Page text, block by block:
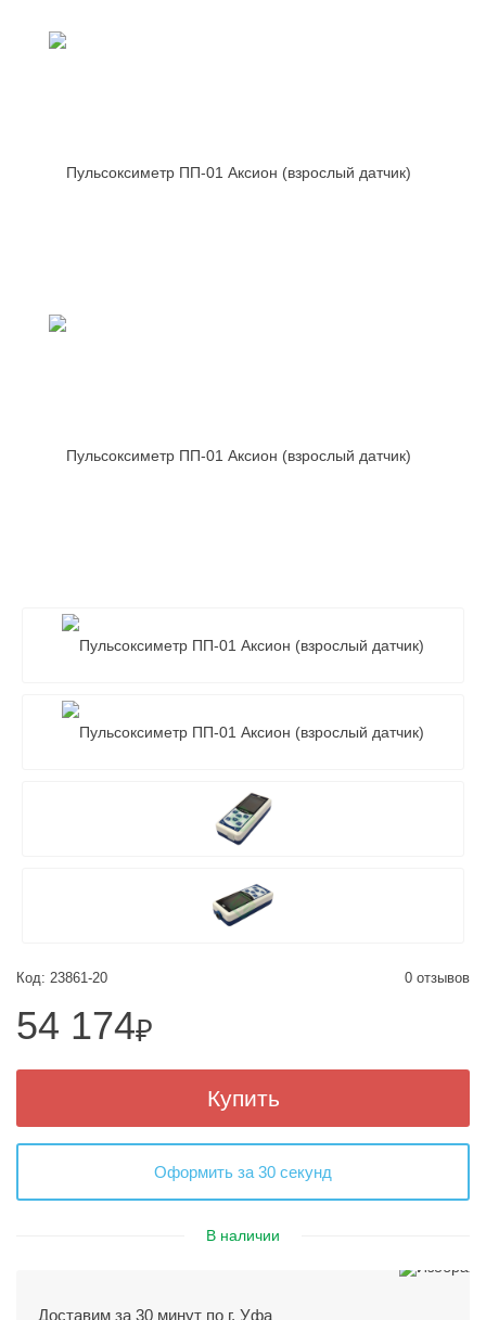
Код: 23861-20 0 отзывов
54 174₽
Купить
Оформить за 30 секунд
В наличии
Доставим за 30 минут по г. Уфа